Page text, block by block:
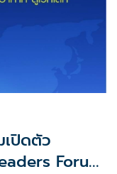
เปิดตัว
Forum